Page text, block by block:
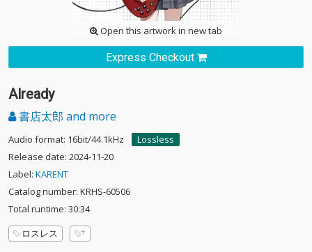
Open this artwork in new tab
Express Checkout
Already
書店太郎 and more
Audio format: 16bit/44.1kHz
Lossless
Release date: 2024-11-20
Label: KARENT
Catalog number: KRHS-60506
Total runtime: 30:34
ロスレス